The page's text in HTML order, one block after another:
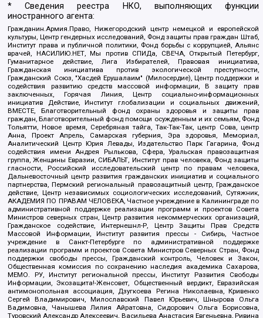
* Сведения реестра НКО, выполняющих функции
иностранного агента:
Гражданин.Армия.Право, Нижегородский центр немецкой и европейской
культуры, Центр гендерных исследований, Фонд защиты прав граждан Штаб,
Институт права и публичной политики, Фонд борьбы с коррупцией, Альянс
врачей, НАСИЛИЮ.НЕТ, Мы против СПИДа, СВЕЧА, Открытый Петербург,
Гуманитарное действие, Лига Избирателей, Правовая инициатива,
Гражданская инициатива против экологической преступности,
Гражданский Союз, "Хасдей Ерушалаим" (Милосердие), Центр поддержки и
содействия развитию средств массовой информации, В защиту прав
заключенных, Горячая Линия, Центр социально-информационных
инициатив Действие, Институт глобализации и социальных движений,
ВМЕСТЕ, Благотворительный фонд охраны здоровья и защиты прав
граждан, Благотворительный фонд помощи осужденным и их семьям, Фонд
Тольятти, Новое время, Серебряная тайга, Так-Так-Так, центр Сова, центр
Анна, Проект Апрель, Самарская губерния, Эра здоровья, Мемориал,
Аналитический Центр Юрия Левады, Издательство Парк Гагарина, Фонд
содействия имени Андрея Рылькова, Сфера, Уральская правозащитная
группа, Женщины Евразии, СИБАЛЬТ, Институт прав человека, Фонд защиты
гласности, Российский исследовательский центр по правам человека,
Дальневосточный центр развития гражданских инициатив и социального
партнерства, Пермский региональный правозащитный центр, Гражданское
действие, Центр независимых социологических исследований, Сутяжник,
АКАДЕМИЯ ПО ПРАВАМ ЧЕЛОВЕКА, Частное учреждение в Калининграде по
административной поддержке реализации программ и проектов Совета
Министров северных стран, Центр развития некоммерческих организаций,
Гражданское содействие, Интернешнл-Р, Центр Защиты Прав Средств
Массовой Информации, Институт развития прессы - Сибирь, Частное
учреждение в Санкт-Петербурге по административной поддержке
реализации программ и проектов Совета Министров Северных Стран, Фонд
поддержки свободы прессы, Гражданский контроль, Человек и Закон,
Общественная комиссия по сохранению наследия академика Сахарова,
МЕМО. РУ, Институт региональной прессы, Институт Развития Свободы
Информации, Экозащита!-Женсовет, Общественный вердикт, Евразийская
антимонопольная ассоциация, Дзугкоева Регина Николаевна, Кривенко
Сергей Владимирович, Милославский Павел Юрьевич, Шнырова Ольга
Вадимовна, Чанышева Лилия Айратовна, Сидорович Ольга Борисовна,
Туровский Александр Алексеевич, Васильева Анастасия Евгеньевна, Ривина